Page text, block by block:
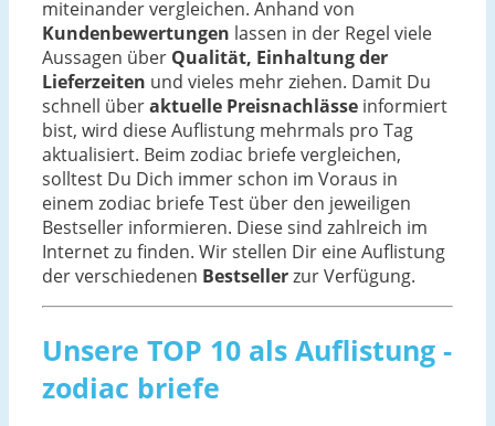
miteinander vergleichen. Anhand von
Kundenbewertungen lassen in der Regel viele
Aussagen über Qualität, Einhaltung der
Lieferzeiten und vieles mehr ziehen. Damit Du
schnell überaktuelle Preisnachlässe informiert
bist, wird diese Auflistung mehrmals pro Tag
aktualisiert. Beim zodiac briefe vergleichen,
solltest Du Dich immer schon im Voraus in
einem zodiac briefe Test über den jeweiligen
Bestseller informieren. Diese sind zahlreich im
Internet zu finden. Wir stellen Dir eine Auflistung
der verschiedenen Bestsellerzur Verfügung.
Unsere TOP 10 als Auflistung -
zodiac briefe